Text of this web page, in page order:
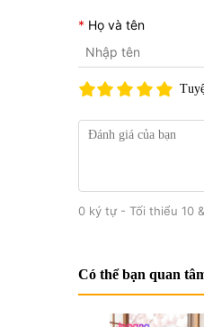
Họ và tên
0 ký tự - Tối thiểu 10
Có thể bạn quan